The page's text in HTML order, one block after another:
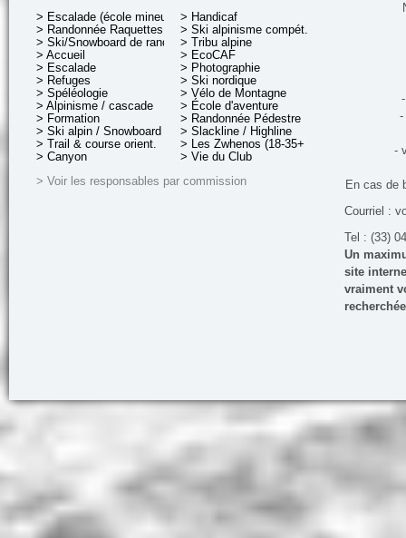
> Escalade (école mineurs)
> Randonnée Raquettes
> Ski/Snowboard de rando.
> Accueil
> Escalade
> Refuges
> Spéléologie
> Alpinisme / cascade
> Formation
> Ski alpin / Snowboard
> Trail & course orient.
> Canyon
> Handicaf
> Ski alpinisme compét.
> Tribu alpine
> EcoCAF
> Photographie
> Ski nordique
> Vélo de Montagne
> École d'aventure
> Randonnée Pédestre
> Slackline / Highline
> Les Zwhenos (18-35+ ans)
> Vie du Club
> Voir les responsables par commission
-
-
En cas de
Courriel :
Tel : (33)
Un
site
vraiment